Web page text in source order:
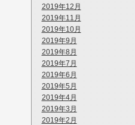
2019年12月
2019年11月
2019年10月
2019年9月
2019年8月
2019年7月
2019年6月
2019年5月
2019年4月
2019年3月
2019年2月